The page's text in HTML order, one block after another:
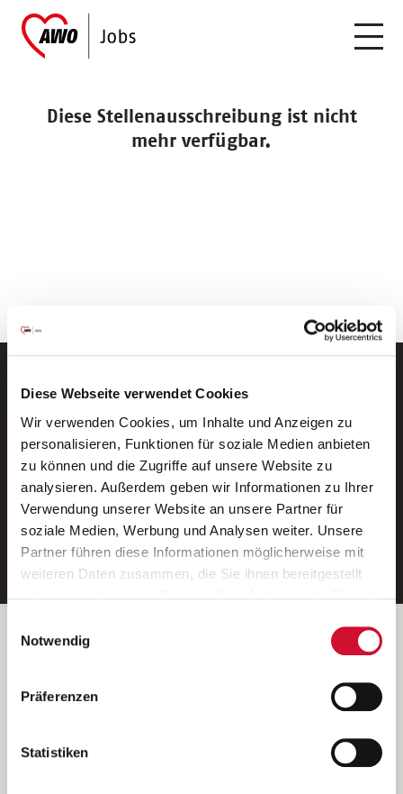
Diese Webseite verwendet Cookies
Wir verwenden Cookies, um Inhalte und Anzeigen zu
personalisieren, Funktionen für soziale Medien anbieten
zu können und die Zugriffe auf unsere Website zu
analysieren. Außerdem geben wir Informationen zu Ihrer
Verwendung unserer Website an unsere Partner für
soziale Medien, Werbung und Analysen weiter. Unsere
Partner führen diese Informationen möglicherweise mit
weiteren Daten zusammen, die Sie ihnen bereitgestellt
Wenn Sie auf „Cookies zulassen“ klicken, so stimmen
Sie der Speicherung sämtlicher Cookies zu. Sie können
Ihre Einwilligung selbstverständlich jederzeit widerrufen,
indem Sie die Cookie-Einstellungen aufrufen und diese
unsererDatenschutzerklärung
Notwendig
Präferenzen
Statistiken
Diese Stellenausschreibung ist nicht
mehr verfügbar.
Neue Stellen per E-Mail.
Ein kostenloser Service von AWO
Jobs.
E-Mail-Adresse eintragen
Betreiber der Webseite
Kantstraße 45a
(Ein Tochterunternehmen des AWO Bezirksverbandes Unterfranken
e.V.)